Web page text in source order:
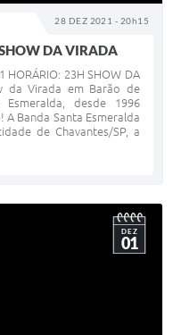
28 DEZ 2021 - 20h15
DA VIRADA
HORÁRIO: 23H SHOW DA
da Virada em Barão de
desde 1996
Banda Santa Esmeralda
de Chavantes/SP, a
DEZ
01